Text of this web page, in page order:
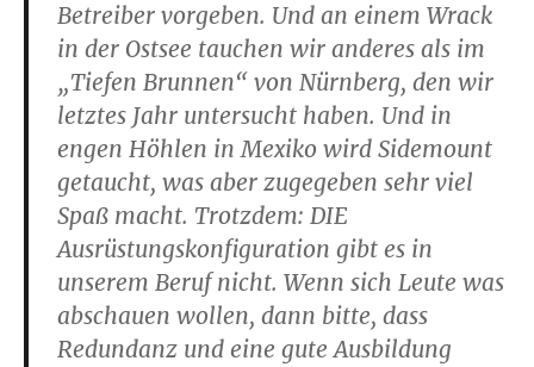
Betreiber vorgeben. Und an einem Wrack
in der Ostsee tauchen wir anderes als im
„Tiefen Brunnen“ von Nürnberg, den wir
letztes Jahr untersucht haben. Und in
engen Höhlen in Mexiko wird Sidemount
getaucht, was aber zugegeben sehr viel
Spaß macht. Trotzdem: DIE
Ausrüstungskonfiguration gibt es in
unserem Beruf nicht. Wenn sich Leute was
abschauen wollen, dann bitte, dass
Redundanz und eine gute Ausbildung